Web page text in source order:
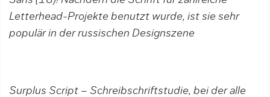
Letterhead-Projekte benutzt wurde, ist sie sehr
populär in der russischen Designszene
Surplus Script – Schreibschriftstudie, bei der alle